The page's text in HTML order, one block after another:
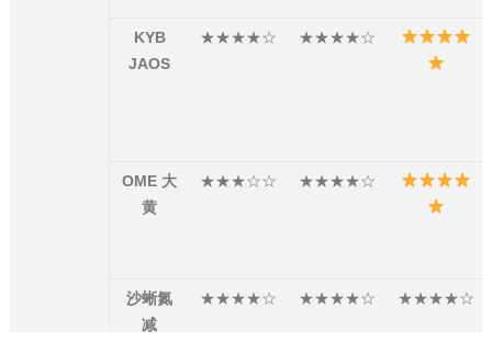
KYB
JAOS
★★★★☆ ★★★★☆
OME 大
黄
★★★☆☆ ★★★★☆
沙蜥氮
减
★★★★☆ ★★★★☆ ★★★★☆